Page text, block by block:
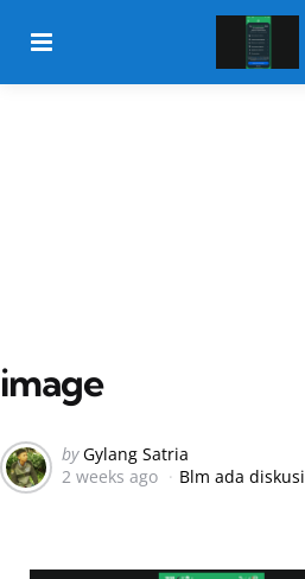
image
Posted
by
by Gylang Satria
2 weeks ago
Blm ada diskusi